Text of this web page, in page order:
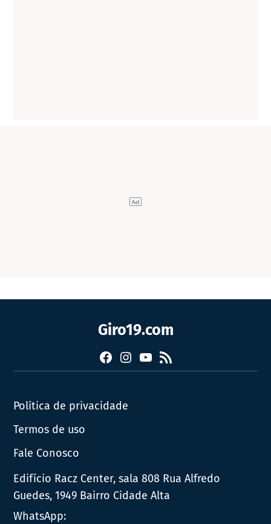
Giro19.com
FacebookInstagram
YouTube
RSS
Política de privacidade
Termos de uso
Fale Conosco
Edifício Racz Center, sala 808 Rua Alfredo
Guedes, 1949 Bairro Cidade Alta
WhatsApp: